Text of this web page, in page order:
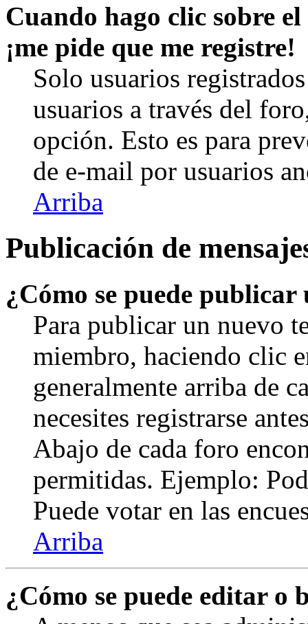
Cuando hago clic sobre
¡me pide que me registre!
Solo usuarios
usuarios a través del
opción. Esto es para
de e-mail por usuarios
Arriba
Publicación de
¿Cómo se puede
Para publicar un nuevo
miembro, haciendo clic
generalmente arriba de
necesites registrarse
Abajo de cada foro
permitidas. Ejemplo:
Puede votar en las
Arriba
¿Cómo se puede editar o